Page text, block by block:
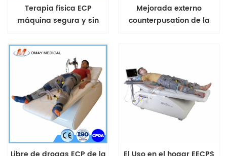
Terapia física ECP
máquina segura y sin
el dolor de pecho ataque
al corazón
Mejorada externo
counterpusation de la